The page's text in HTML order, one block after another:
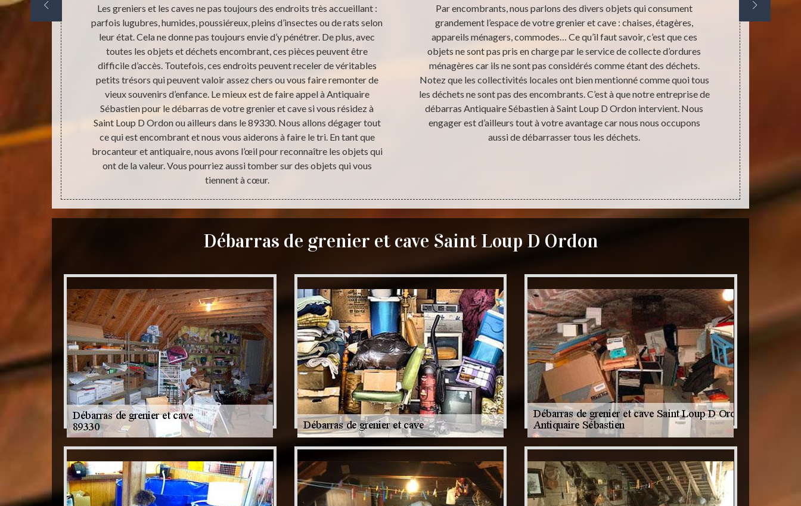
il n’est
au fur et à
rendre plus
Les greniers et les caves ne pas toujours des endroits très accueillant :
parfois lugubres, humides, poussiéreux, pleins d’insectes ou de rats selon
leur état. Cela ne donne pas toujours envie d’y pénétrer. De plus, avec
toutes les objets et déchets encombrant, ces pièces peuvent être
difficile d’accès. Toutefois, ces endroits peuvent receler de véritables
petits trésors qui peuvent valoir assez chers ou vous faire remonter de
vieux souvenirs d’enfance. Le mieux est de faire appel à Antiquaire
Sébastien pour le débarras de votre grenier et cave si vous résidez à
Saint Loup D Ordon ou ailleurs dans le 89330. Nous allons dégager tout
ce qui est encombrant et nous vous aiderons à faire le tri. En tant que
brocanteur et antiquaire, nous avons l’œil pour reconnaître les objets qui
ont de la valeur. Vous pourriez aussi tomber sur des objets qui vous
tiennent à cœur.
Par encombrants, nous parlons des divers objets qui consument
grandement l’espace de votre grenier et cave : chaises, étagères,
appareils ménagers, commodes… Ce qu’il faut savoir, c’est que ces
objets ne sont pas pris en charge par le service de collecte d’ordures
ménagères car ils ne sont pas considérés comme étant des déchets.
Notez que les collectivités locales ont bien mentionné comme quoi tous
les déchets ne sont pas des encombrants. C’est à que notre entreprise de
débarras Antiquaire Sébastien à Saint Loup D Ordon intervient. Nous
engager est d’ailleurs tout à votre avantage car nous nous occupons
aussi de débarrasser tous les déchets.
Il est vrai
des
Débarras de grenier et cave Saint Loup D Ordon